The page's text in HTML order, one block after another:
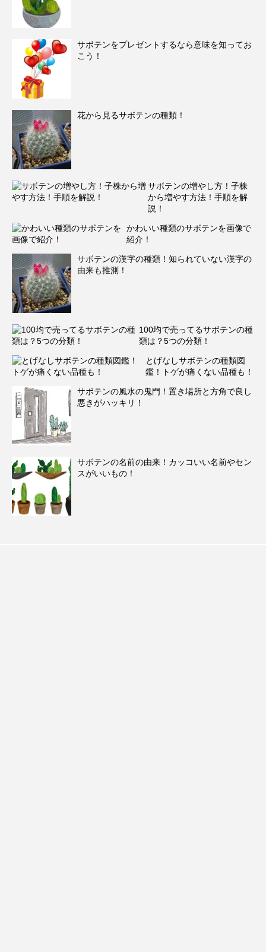
サボテンをプレゼントするなら意味を知ってお
こう！
花から見るサボテンの種類！
サボテンの増やし方！子株
から増やす方法！手順を解
説！
かわいい種類のサボテンを画像で
紹介！
サボテンの漢字の種類！知られていない漢字の
由来も推測！
100均で売ってるサボテンの種
類は？5つの分類！
とげなしサボテンの種類図
鑑！トゲが痛くない品種も！
サボテンの風水の鬼門！置き場所と方角で良し
悪きがハッキリ！
サボテンの名前の由来！カッコいい名前やセン
スがいいもの！